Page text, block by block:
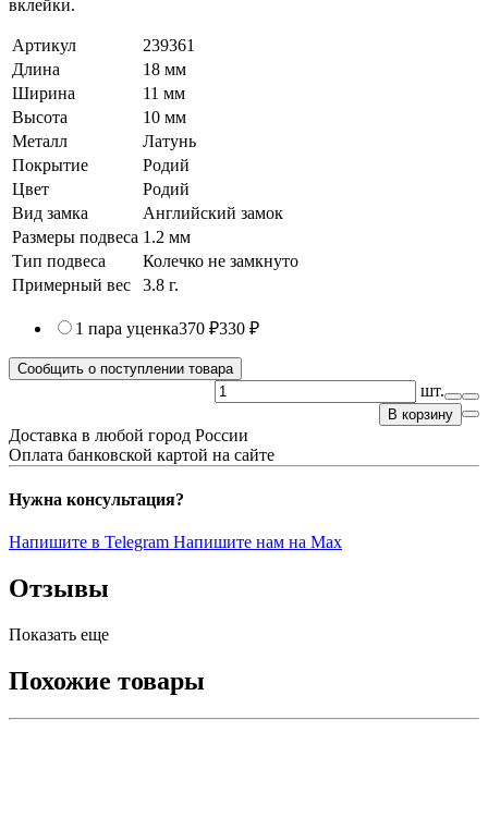
вклейки.
Артикул
239361
Длина
18 мм
Ширина
11 мм
Высота
10 мм
Металл
Латунь
Покрытие
Родий
Цвет
Родий
Вид замка
Английский замок
Размеры подвеса 1.2 мм
Тип подвеса
Колечко не замкнуто
Примерный вес
3.8 г.
1 пара уценка370 ₽330 ₽
Сообщить о поступлении товара
шт.
В корзину
Доставка в любой город России
Оплата банковской картой на сайте
Нужна консультация?
Напишите в Telegram Напишите нам на Max
Отзывы
Показать еще
Похожие товары